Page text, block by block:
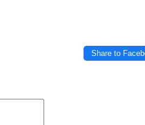
Share to